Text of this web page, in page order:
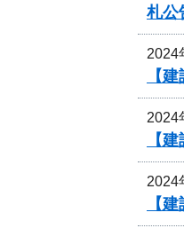
札公
2024
【
2024
【
2024
【